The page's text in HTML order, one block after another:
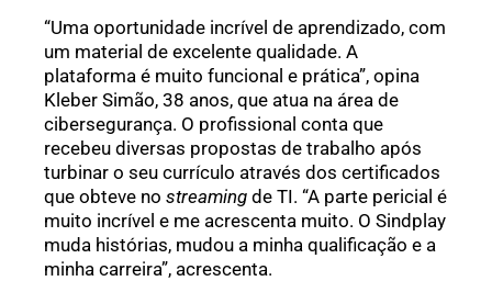
“Uma oportunidade incrível de aprendizado, com
um material de excelente qualidade. A
plataforma é muito funcional e prática”, opina
Kleber Simão, 38 anos, que atua na área de
cibersegurança. O profissional conta que
recebeu diversas propostas de trabalho após
turbinar o seu currículo através dos certificados
que obteve no streaming de TI. “A parte pericial é
muito incrível e me acrescenta muito. O Sindplay
muda histórias, mudou a minha qualificação e a
minha carreira”, acrescenta.